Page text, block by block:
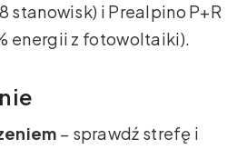
stanowisk) i Prealpino P+R
energii z fotowoltaiki).
– sprawdź strefę i